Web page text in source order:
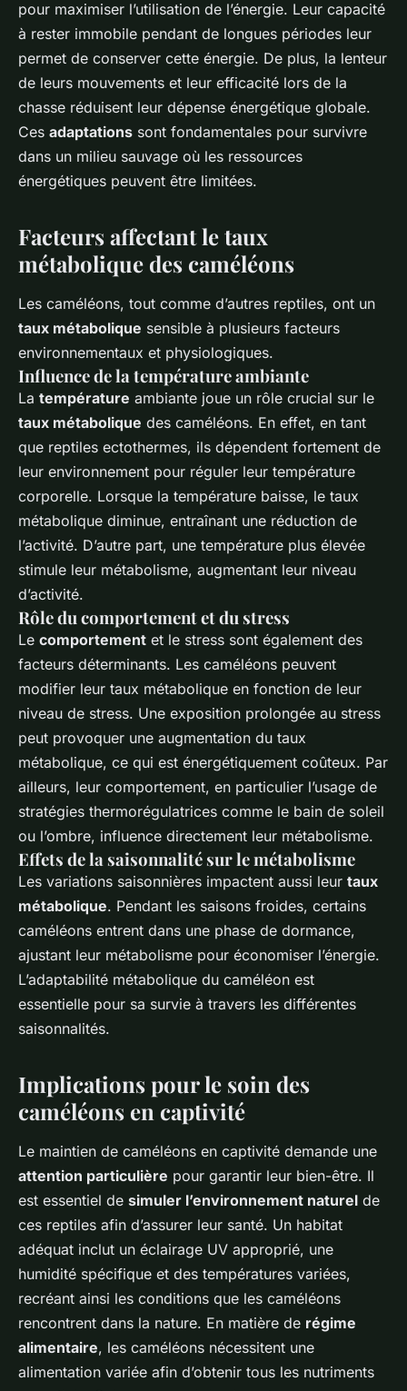
pour maximiser l’utilisation de l’énergie. Leur capacité
à rester immobile pendant de longues périodes leur
permet de conserver cette énergie. De plus, la lenteur
de leurs mouvements et leur efficacité lors de la
chasse réduisent leur dépense énergétique globale.
Ces adaptations sont fondamentales pour survivre
dans un milieu sauvage où les ressources
énergétiques peuvent être limitées.
Facteurs affectant le taux
métabolique des caméléons
Les caméléons, tout comme d’autres reptiles, ont un
taux métabolique sensible à plusieurs facteurs
environnementaux et physiologiques.
Influence de la température ambiante
La température ambiante joue un rôle crucial sur le
taux métabolique des caméléons. En effet, en tant
que reptiles ectothermes, ils dépendent fortement de
leur environnement pour réguler leur température
corporelle. Lorsque la température baisse, le taux
métabolique diminue, entraînant une réduction de
l’activité. D’autre part, une température plus élevée
stimule leur métabolisme, augmentant leur niveau
d’activité.
Rôle du comportement et du stress
Le comportement et le stress sont également des
facteurs déterminants. Les caméléons peuvent
modifier leur taux métabolique en fonction de leur
niveau de stress. Une exposition prolongée au stress
peut provoquer une augmentation du taux
métabolique, ce qui est énergétiquement coûteux. Par
ailleurs, leur comportement, en particulier l’usage de
stratégies thermorégulatrices comme le bain de soleil
ou l’ombre, influence directement leur métabolisme.
Effets de la saisonnalité sur le métabolisme
Les variations saisonnières impactent aussi leur taux
métabolique. Pendant les saisons froides, certains
caméléons entrent dans une phase de dormance,
ajustant leur métabolisme pour économiser l’énergie.
L’adaptabilité métabolique du caméléon est
essentielle pour sa survie à travers les différentes
saisonnalités.
Implications pour le soin des
caméléons en captivité
Le maintien de caméléons en captivité demande une
attention particulière pour garantir leur bien-être. Il
est essentiel de simuler l’environnement naturel de
ces reptiles afin d’assurer leur santé. Un habitat
adéquat inclut un éclairage UV approprié, une
humidité spécifique et des températures variées,
recréant ainsi les conditions que les caméléons
rencontrent dans la nature. En matière de régime
alimentaire, les caméléons nécessitent une
alimentation variée afin d’obtenir tous les nutriments